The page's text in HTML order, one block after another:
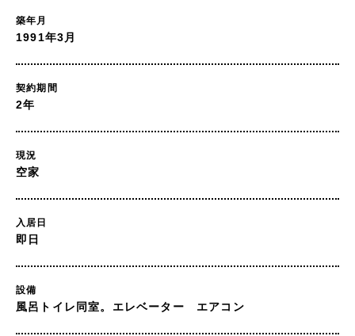
築年月
1991年3月
契約期間
2年
現況
空家
入居日
即日
設備
風呂トイレ同室。エレベーター エアコン